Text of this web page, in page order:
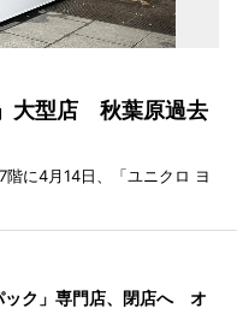
大型店 秋葉原過去
に4月14日、「ユニクロ ヨ
ック」専門店、閉店へ オ